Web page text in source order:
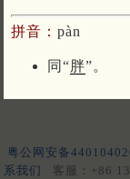
拼音： pàn
同“ 胖”。
粤公网安备
系我们
客服：+86